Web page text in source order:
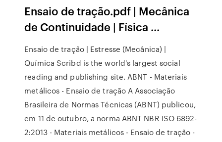
Ensaio de tração.pdf | Mecânica
de Continuidade | Física ...
Ensaio de tração | Estresse (Mecânica) |
Química Scribd is the world's largest social
reading and publishing site. ABNT - Materiais
metálicos - Ensaio de tração A Associação
Brasileira de Normas Técnicas (ABNT) publicou,
em 11 de outubro, a norma ABNT NBR ISO 6892-
2:2013 - Materiais metálicos - Ensaio de tração -